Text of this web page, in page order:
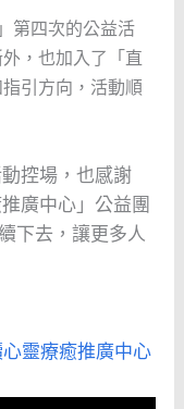
第四次的公益活
，也加入了「直
引方向，活動順
控場，也感謝
廣中心」公益團
下去，讓更多人
靈療癒推廣中心